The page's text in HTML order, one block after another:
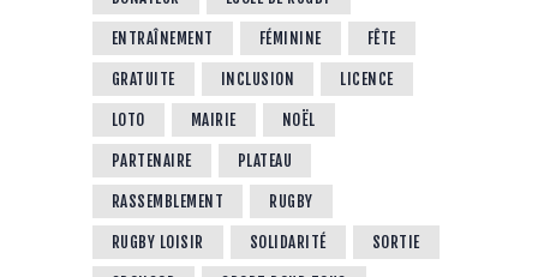
ENTRAÎNEMENT FÉMININE FÊTE
GRATUITE INCLUSION LICENCE
LOTO MAIRIE NOËL
PARTENAIRE PLATEAU
RASSEMBLEMENT RUGBY
RUGBY LOISIR SOLIDARITÉ SORTIE